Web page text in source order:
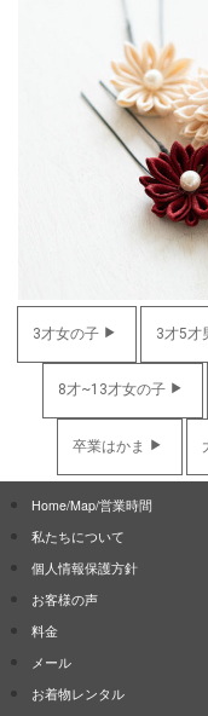
3才女の子 3才5才
8才~13才女の子
卒業はかま
Home/Map/営業時間
私たちについて
個人情報保護方針
お客様の声
料金
メール
お着物レンタル